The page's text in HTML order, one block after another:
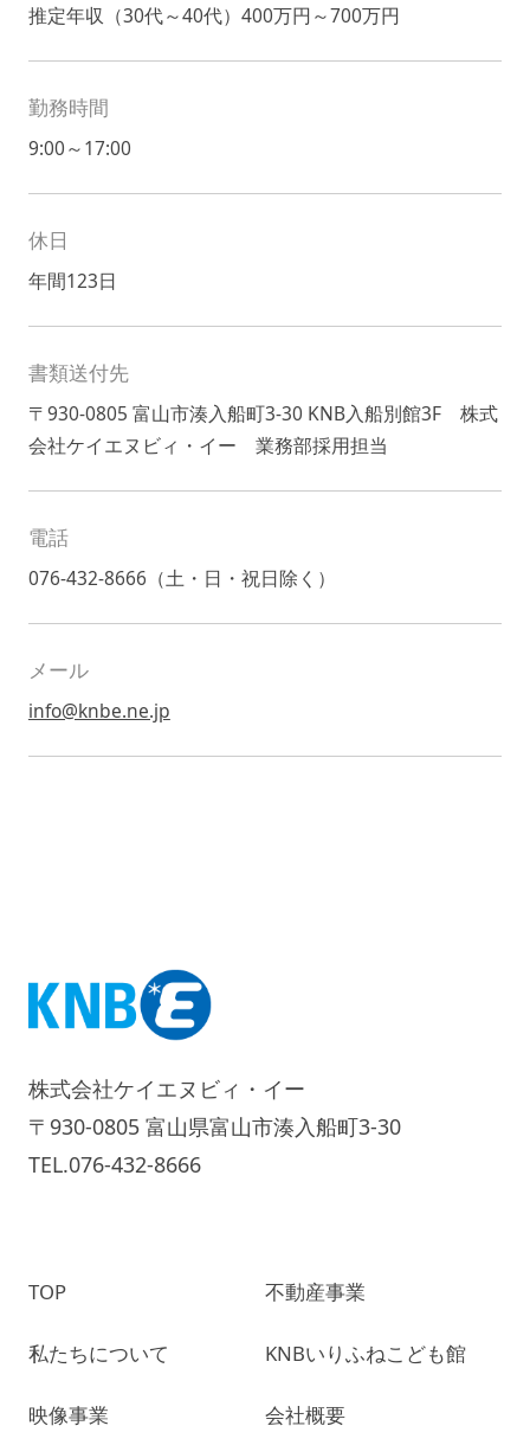
推定年収（30代～40代）400万円～700万円
勤務時間
9:00～17:00
休日
年間123日
書類送付先
〒930-0805 富山市湊入船町3-30 KNB入船別館3F 株式
会社ケイエヌビィ・イー 業務部採用担当
電話
076-432-8666（土・日・祝日除く）
メール
info@knbe.ne.jp
株式会社ケイエヌビィ・イー
〒930-0805 富山県富山市湊入船町3-30
TEL.076-432-8666
TOP
私たちについて
映像事業
不動産事業
KNBいりふねこども館
会社概要